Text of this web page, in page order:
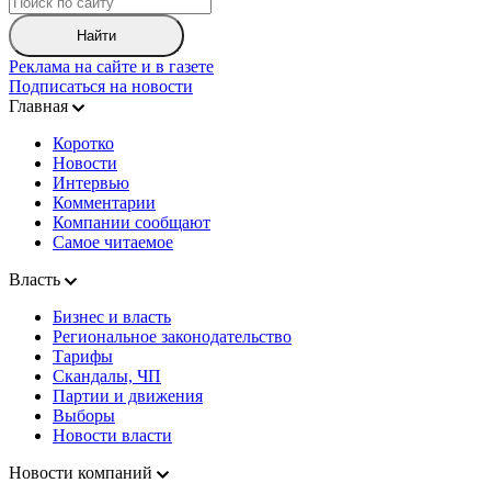
Найти
Реклама на сайте и в газете
Подписаться на новости
Главная
Коротко
Новости
Интервью
Комментарии
Компании сообщают
Самое читаемое
Власть
Бизнес и власть
Региональное законодательство
Тарифы
Скандалы, ЧП
Партии и движения
Выборы
Новости власти
Новости компаний